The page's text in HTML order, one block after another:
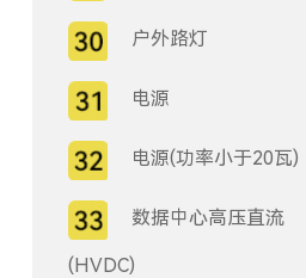
户外路灯
电源
电源(功率小于20瓦)
数据中心高压直流
(HVDC)